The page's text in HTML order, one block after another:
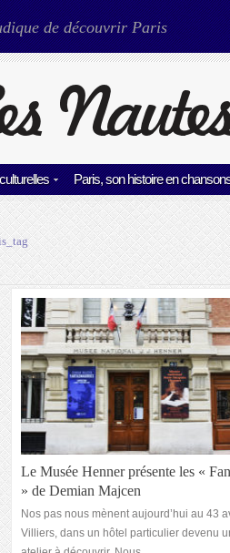
de découvrir Paris
Paris, son histoire en
Le Musée Henner présente les «
» de Demian Majcen
Nos pas nous mènent aujourd’hui au 43
Villiers, dans un hôtel particulier devenu